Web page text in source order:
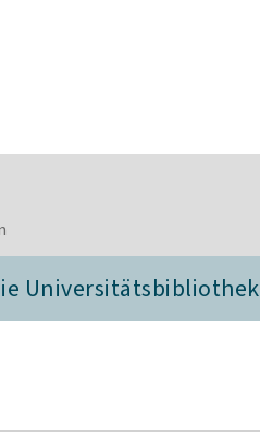
Universitätsbibliothek